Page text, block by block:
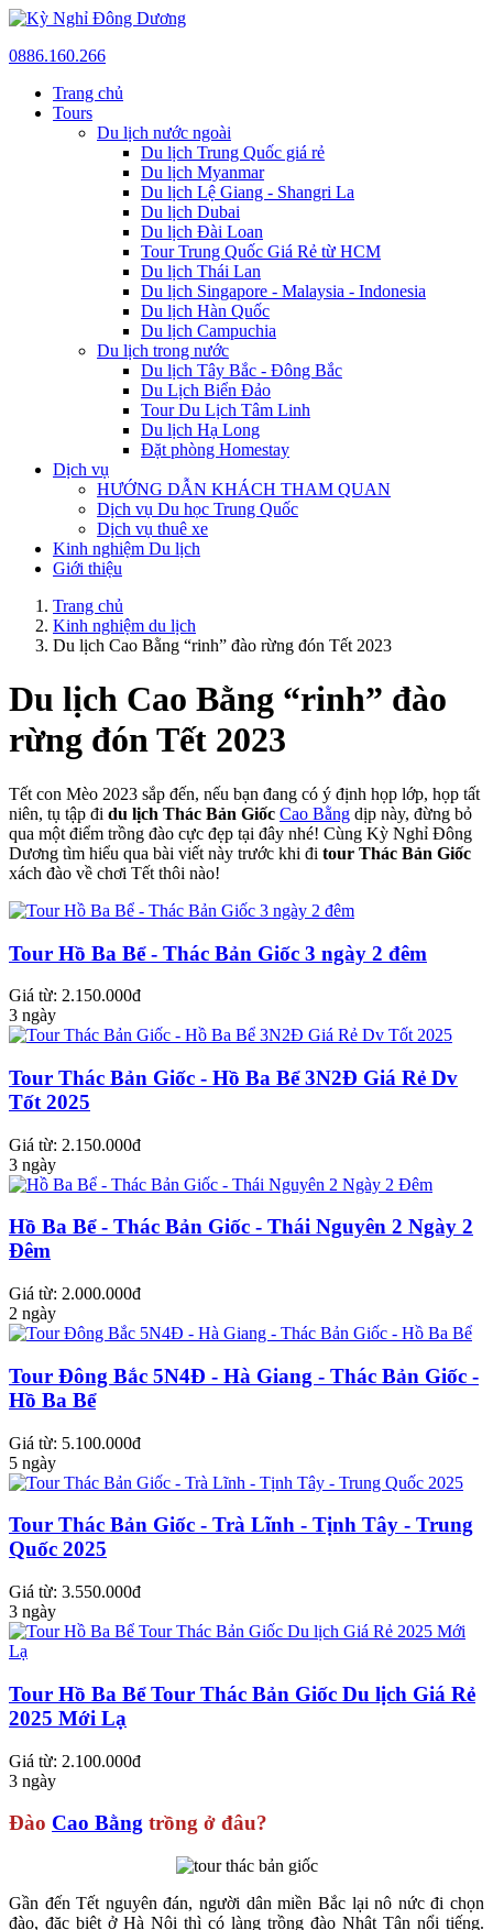
0886.160.266
Trang chủ
Tours
Du lịch nước ngoài
Du lịch Trung Quốc giá rẻ
Du lịch Myanmar
Du lịch Lệ Giang - Shangri La
Du lịch Dubai
Du lịch Đài Loan
Tour Trung Quốc Giá Rẻ từ HCM
Du lịch Thái Lan
Du lịch Singapore - Malaysia - Indonesia
Du lịch Hàn Quốc
Du lịch Campuchia
Du lịch trong nước
Du lịch Tây Bắc - Đông Bắc
Du Lịch Biển Đảo
Tour Du Lịch Tâm Linh
Du lịch Hạ Long
Đặt phòng Homestay
Dịch vụ
HƯỚNG DẪN KHÁCH THAM QUAN
Dịch vụ Du học Trung Quốc
Dịch vụ thuê xe
Kinh nghiệm Du lịch
Giới thiệu
Trang chủ
Kinh nghiệm du lịch
Du lịch Cao Bằng “rinh” đào rừng đón Tết 2023
Du lịch Cao Bằng “rinh” đào
rừng đón Tết 2023
Tết con Mèo 2023 sắp đến, nếu bạn đang có ý định họp lớp, họp tất
niên, tụ tập đi du lịch Thác Bản Giốc Cao Bằng dịp này, đừng bỏ
qua một điểm trồng đào cực đẹp tại đây nhé! Cùng Kỳ Nghỉ Đông
Dương tìm hiểu qua bài viết này trước khi đi tour Thác Bản Giốc
xách đào về chơi Tết thôi nào!
Tour Hồ Ba Bể - Thác Bản Giốc 3 ngày 2 đêm
Giá từ: 2.150.000đ
3 ngày
Tour Thác Bản Giốc - Hồ Ba Bể 3N2Đ Giá Rẻ Dv
Tốt 2025
Giá từ: 2.150.000đ
3 ngày
Hồ Ba Bể - Thác Bản Giốc - Thái Nguyên 2 Ngày 2
Đêm
Giá từ: 2.000.000đ
2 ngày
Tour Đông Bắc 5N4Đ - Hà Giang - Thác Bản Giốc -
Hồ Ba Bể
Giá từ: 5.100.000đ
5 ngày
Tour Thác Bản Giốc - Trà Lĩnh - Tịnh Tây - Trung
Quốc 2025
Giá từ: 3.550.000đ
3 ngày
Tour Hồ Ba Bể Tour Thác Bản Giốc Du lịch Giá Rẻ
2025 Mới Lạ
Giá từ: 2.100.000đ
3 ngày
Đào Cao Bằng trồng ở đâu?
Gần đến Tết nguyên đán, người dân miền Bắc lại nô nức đi chọn
đào, đặc biệt ở Hà Nội thì có làng trồng đào Nhật Tân nổi tiếng.